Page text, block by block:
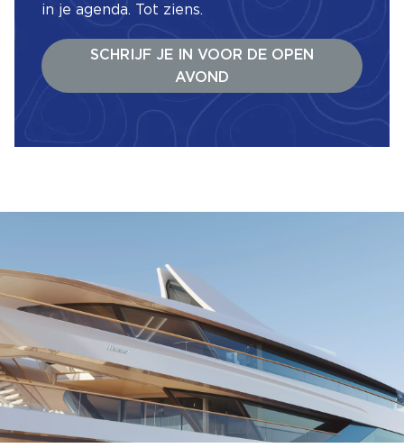
in je agenda. Tot ziens.
SCHRIJF JE IN VOOR DE OPEN
AVOND